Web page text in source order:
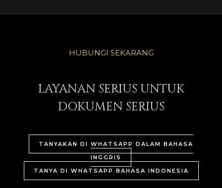
HUBUNGI SEKARANG
LAYANAN SERIUS UNTUK
DOKUMEN SERIUS
TANYAKAN DI WHATSAPP DALAM BAHASA
INGGRIS
TANYA DI WHATSAPP BAHASA INDONESIA